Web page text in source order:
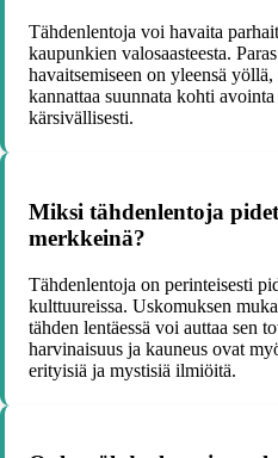
Tähdenlentoja voi havaita
kaupunkien valosaasteesta.
havaitsemiseen on yleensä
kannattaa suunnata kohti
kärsivällisesti.
Miksi tähdenlentoja
merkkeinä?
Tähdenlentoja on perinteisesti
kulttuureissa. Uskomuksen
tähden lentäessä voi auttaa sen
harvinaisuus ja kauneus ovat
erityisiä ja mystisiä ilmiöitä.